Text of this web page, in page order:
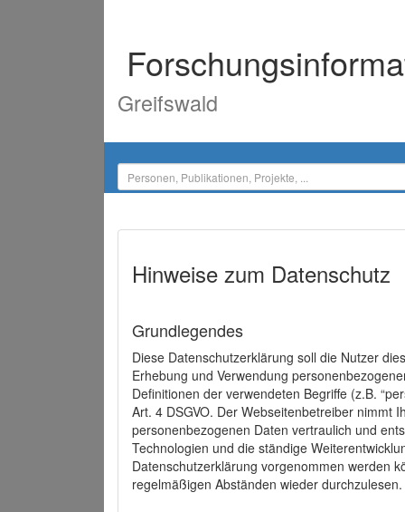
Greifswald
Hinweise zum Datenschutz
Grundlegendes
Diese Datenschutzerklärung soll die Nutzer
Erhebung und Verwendung
Definitionen der verwendeten Begriffe (z.B.
Art. 4 DSGVO. Der Webseitenbetreiber nimmt
personenbezogenen Daten vertraulich und
Technologien und die ständige
Datenschutzerklärung vorgenommen werden
regelmäßigen Abständen wieder durchzulesen.